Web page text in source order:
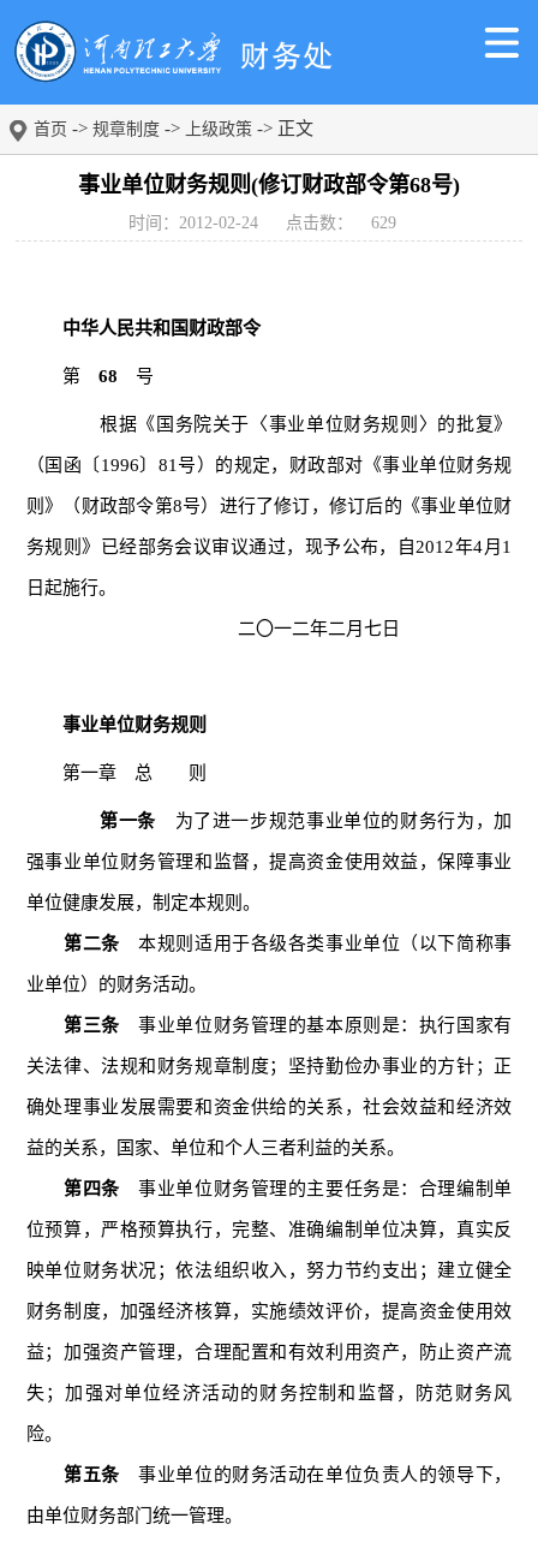
首页 -> 规章制度 -> 上级政策 -> 正文
事业单位财务规则(修订财政部令第68号)
时间：2012-02-24 点击数： 629
中华人民共和国财政部令
第 68 号
根据《国务院关于〈事业单位财务规则〉的批复》
（国函〔1996〕81号）的规定，财政部对《事业单位财务规
则》（财政部令第8号）进行了修订，修订后的《事业单位财
务规则》已经部务会议审议通过，现予公布，自2012年4月1
日起施行。
二〇一二年二月七日
事业单位财务规则
第一章 总 则
第一条为了进一步规范事业单位的财务行为，加
强事业单位财务管理和监督，提高资金使用效益，保障事业
单位健康发展，制定本规则。
第二条本规则适用于各级各类事业单位（以下简称事
业单位）的财务活动。
第三条事业单位财务管理的基本原则是：执行国家有
关法律、法规和财务规章制度；坚持勤俭办事业的方针；正
确处理事业发展需要和资金供给的关系，社会效益和经济效
益的关系，国家、单位和个人三者利益的关系。
第四条事业单位财务管理的主要任务是：合理编制单
位预算，严格预算执行，完整、准确编制单位决算，真实反
映单位财务状况；依法组织收入，努力节约支出；建立健全
财务制度，加强经济核算，实施绩效评价，提高资金使用效
益；加强资产管理，合理配置和有效利用资产，防止资产流
失；加强对单位经济活动的财务控制和监督，防范财务风
险。
第五条事业单位的财务活动在单位负责人的领导下，
由单位财务部门统一管理。